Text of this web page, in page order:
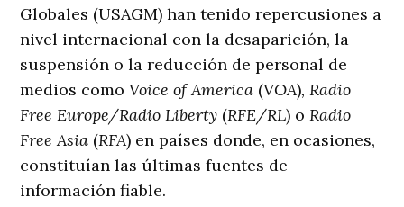
Globales (USAGM) han tenido repercusiones a
nivel internacional con la desaparición, la
suspensión o la reducción de personal de
medios comoVoice of America (VOA), Radio
Free Europe/Radio Liberty (RFE/RL) oRadio
Free Asia (RFA) en países donde, en ocasiones,
constituían las últimas fuentes de
información fiable.